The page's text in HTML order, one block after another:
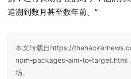
追溯到数月甚至数年前。”
本文转载自https://
npm-packages-aim-to-target.html
场。